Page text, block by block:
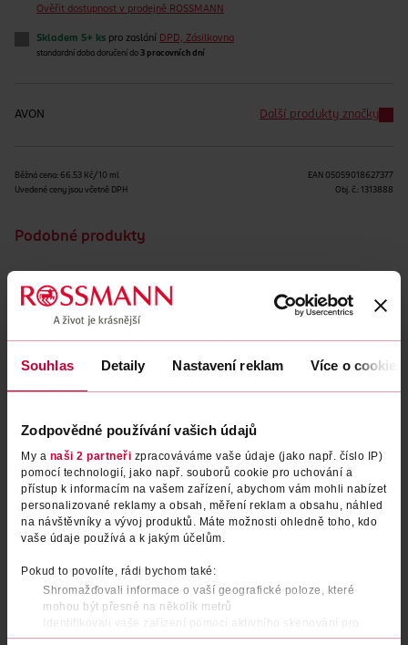
Souhlas Detaily Nastavení reklam Více o cookies
Zodpovědné používání vašich údajů
My a naši 2 partneři zpracováváme vaše údaje (jako např. číslo IP)
pomocí technologií, jako např. souborů cookie pro uchování a
přístup k informacím na vašem zařízení, abychom vám mohli nabízet
personalizované reklamy a obsah, měření reklam a obsahu, náhled
na návštěvníky a vývoj produktů. Máte možnosti ohledně toho, kdo
vaše údaje používá a k jakým účelům.
Pokud to povolíte, rádi bychom také:
Shromažďovali informace o vaší geografické poloze, které
mohou být přesné na několik metrů
Identifikovali vaše zařízení pomocí aktivního skenování pro
konkrétní charakteristiky (otisk prstu)
Ověřit dostupnost v prodejně ROSSMANN
Skladem 5+ ks pro zaslání DPD, Zásilkovna
standardní doba doručení do 3 pracovních dní
AVON Další produkty značky
Běžná cena: 66.53 Kč/10 ml
Uvedené ceny jsou včetně DPH
EAN 05059018627377
Obj. č.: 1313888
Podobné produkty
Seductive toaletní voda pro
muže
Guess 50 ml
DO KOŠÍKU
Obj. č.: 289863
Attraction toaletní voda pro
muže
DO KOŠÍKU